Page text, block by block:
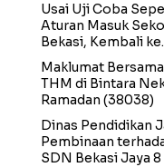
Usai Uji Coba
Aturan Masuk
Bekasi, Kembali
Maklumat
THM di Bintara
Ramadan (38038)
Dinas Pendidikan
Pembinaan
SDN Bekasi Jaya 8